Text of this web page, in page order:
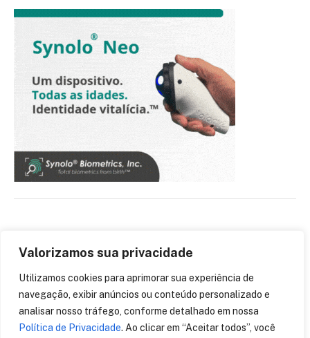
Valorizamos sua privacidade
Utilizamos cookies para aprimorar sua experiência de
navegação, exibir anúncios ou conteúdo personalizado e
analisar nosso tráfego, conforme detalhado em nossa
Política de Privacidade. Ao clicar em “Aceitar todos”, você
APOIO INSTITUCIONAL